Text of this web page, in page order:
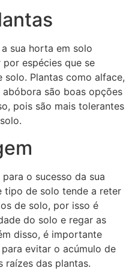
sua horta em solo
espécies que se
Plantas como alface,
são boas opções
pois são mais tolerantes
o sucesso da sua
tipo de solo tende a reter
de solo, por isso é
do solo e regar as
disso, é importante
evitar o acúmulo de
raízes das plantas.